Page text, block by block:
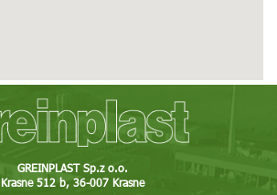
Show on map
GREINPLAST Sp.z o.o.
Krasne 512 b, 36-007 Krasne